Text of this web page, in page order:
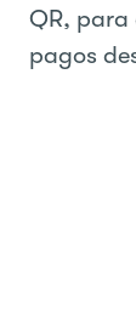
QR, para
pagos